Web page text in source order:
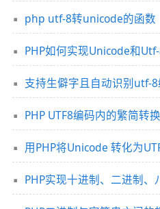
php utf-8转unicode的函数
PHP如何实现Unicode和
支持生僻字且自动识别utf-
PHP UTF8编码内的繁简转
用PHP将Unicode 转化为